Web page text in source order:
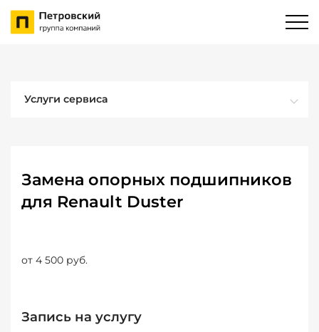
Услуги сервиса
Замена опорных подшипников
для Renault Duster
от 4 500 руб.
Запись на услугу